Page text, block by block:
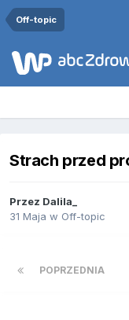
Off-topic
Strach przed
Przez Dalila_
31 Maja w Off-topic
POPRZEDNIA